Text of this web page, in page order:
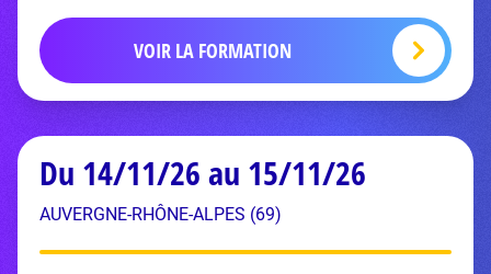
VOIR LA FORMATION
Du 14/11/26 au 15/11/26
AUVERGNE-RHÔNE-ALPES (69)